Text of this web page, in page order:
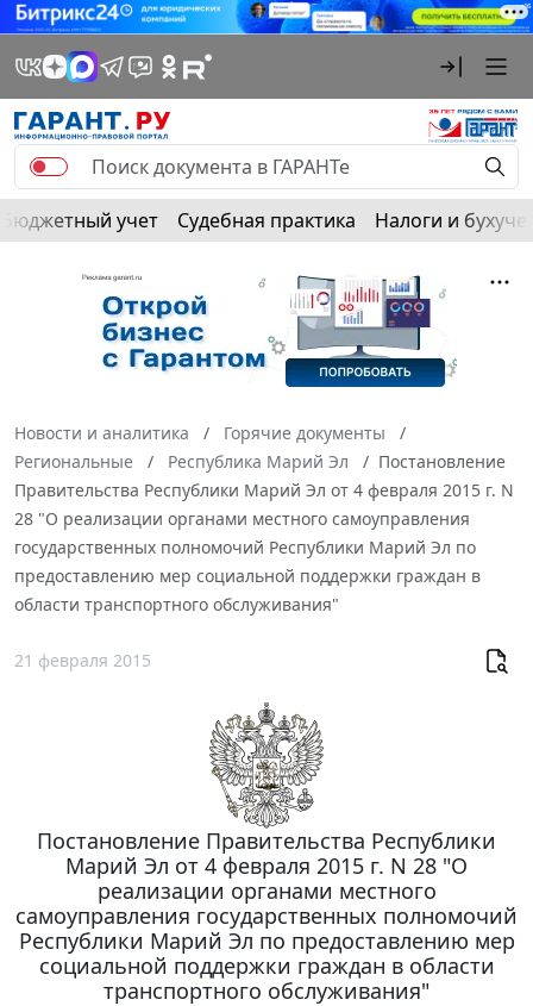
Бюджетный учет Судебная практика Налоги и
Новости и аналитика
Горячие документы
Региональные
Республика Марий Эл
Постановление
Правительства Республики Марий Эл от 4 февраля 2015 г. N
28 "О реализации органами местного самоуправления
государственных полномочий Республики Марий Эл по
предоставлению мер социальной поддержки граждан в
области транспортного обслуживания"
21 февраля 2015
Постановление Правительства Республики
Марий Эл от 4 февраля 2015 г. N 28 "О
реализации органами местного
самоуправления государственных полномочий
Республики Марий Эл по предоставлению мер
социальной поддержки граждан в области
транспортного обслуживания"